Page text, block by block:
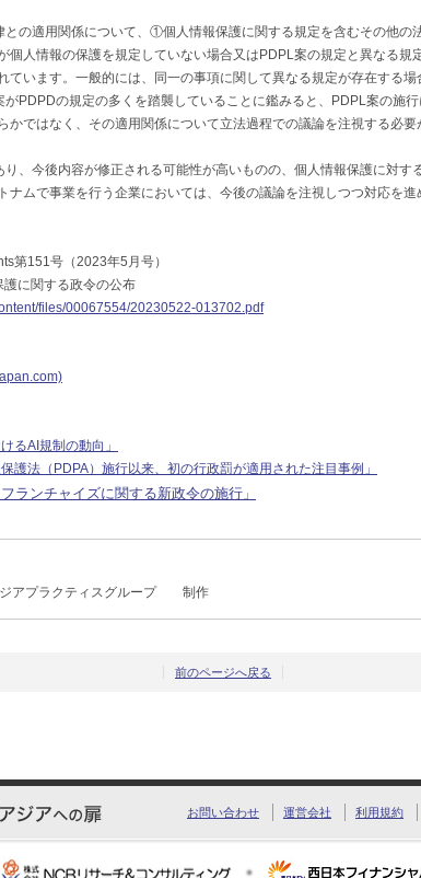
との適用関係について、①個人情報保護に関する規定を含むその他の
個人情報の保護を規定していない場合又はPDPL案の規定と異なる規
ています。一般的には、同一の事項に関して異なる規定が存在する
がPDPDの規定の多くを踏襲していることに鑑みると、PDPL案の施
かではなく、その適用関係について立法過程での議論を注視する必要
、今後内容が修正される可能性が高いものの、個人情報保護に対す
ナムで事業を行う企業においては、今後の議論を注視しつつ対応を進
151号（2023年5月号）
に関する政令の公布
files/00067554/20230522-013702.pdf
るAI規制の動向」
護法（PDPA）施行以来、初の行政罰が適用された注目事例」
フランチャイズに関する新政令の施行 」
ジアプラクティスグループ 制作
前のページへ戻る
お問い合わせ 運営会社 利用規約